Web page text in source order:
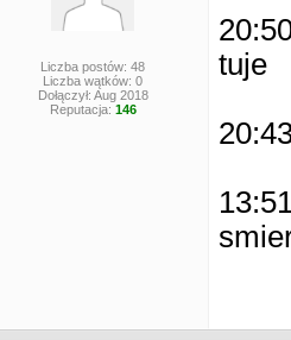
Liczba postów: 48
Liczba wątków: 0
Dołączył: Aug 2018
Reputacja: 146
tuje